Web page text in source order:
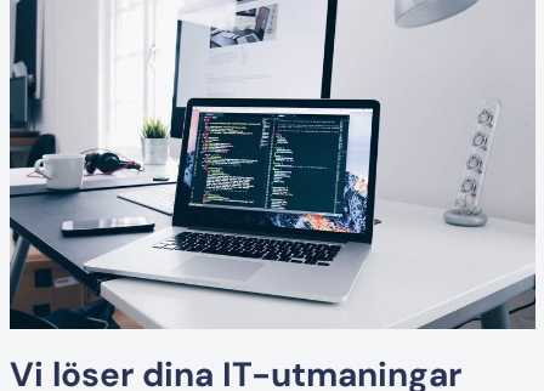
Vi löser dina IT-utmaningar